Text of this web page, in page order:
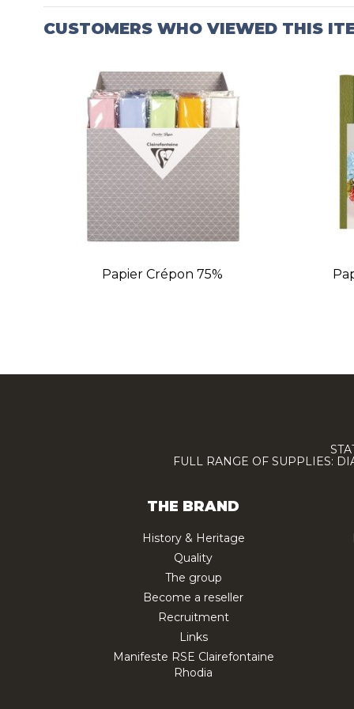
CUSTOMERS WHO VIEWED THIS
Papier Crépon 75%
FULL RANGE OF SUPPLIES:
THE BRAND
History & Heritage
Quality
The group
Become a reseller
Recruitment
Links
Manifeste RSE Clairefontaine
Rhodia